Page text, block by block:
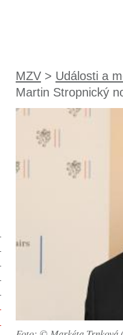
MZV > Události a
Martin Stropnický